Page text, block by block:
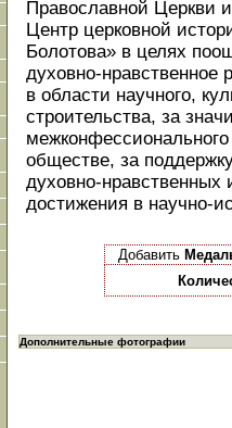
Православной Церкви
Центр церковной
Болотова» в целях
духовно-нравственное
в области научного,
строительства, за
обществе, за
духовно-
достижения в научно-
Добавить
Дополнительные фотографии